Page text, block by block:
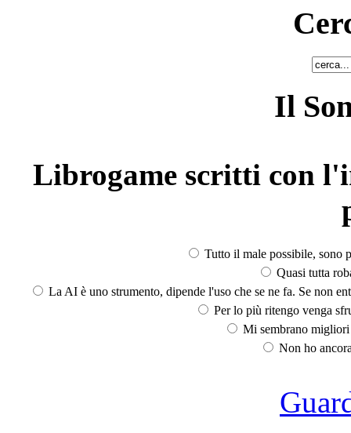
Il
Librogame scritti con
Tutto il male possibile, sono
Quasi tutta
La AI è uno strumento, dipende l'uso che se ne fa. Se non
Per lo più ritengo venga
Mi sembrano
Non ho